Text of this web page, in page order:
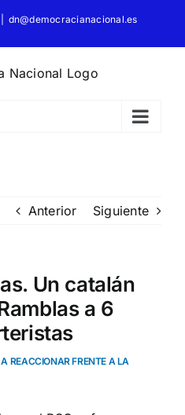
dn@democracianacional.es
Anterior Siguiente
Un catalán
a 6
REACCIONAR FRENTE A LA